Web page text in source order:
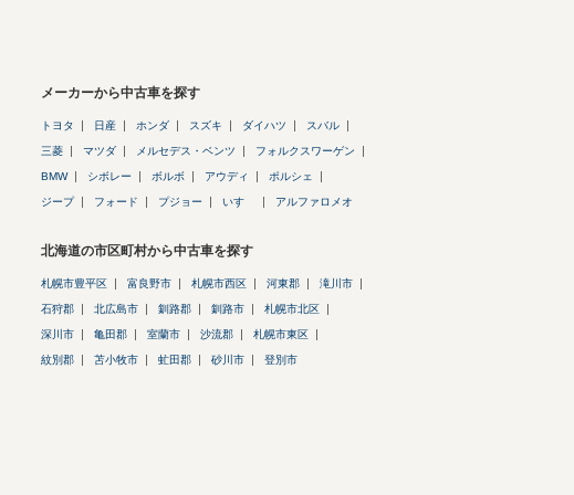
メーカーから中古車を探す
トヨタ 日産 ホンダ スズキ ダイハツ スバル
三菱 マツダ メルセデス・ベンツ フォルクスワーゲン
BMW シボレー ボルボ アウディ ポルシェ
ジープ フォード プジョー いすゞ アルファロメオ
北海道の市区町村から中古車を探す
札幌市豊平区 富良野市 札幌市西区 河東郡 滝川市
石狩郡 北広島市 釧路郡 釧路市 札幌市北区
深川市 亀田郡 室蘭市 沙流郡 札幌市東区
紋別郡 苫小牧市 虻田郡 砂川市 登別市